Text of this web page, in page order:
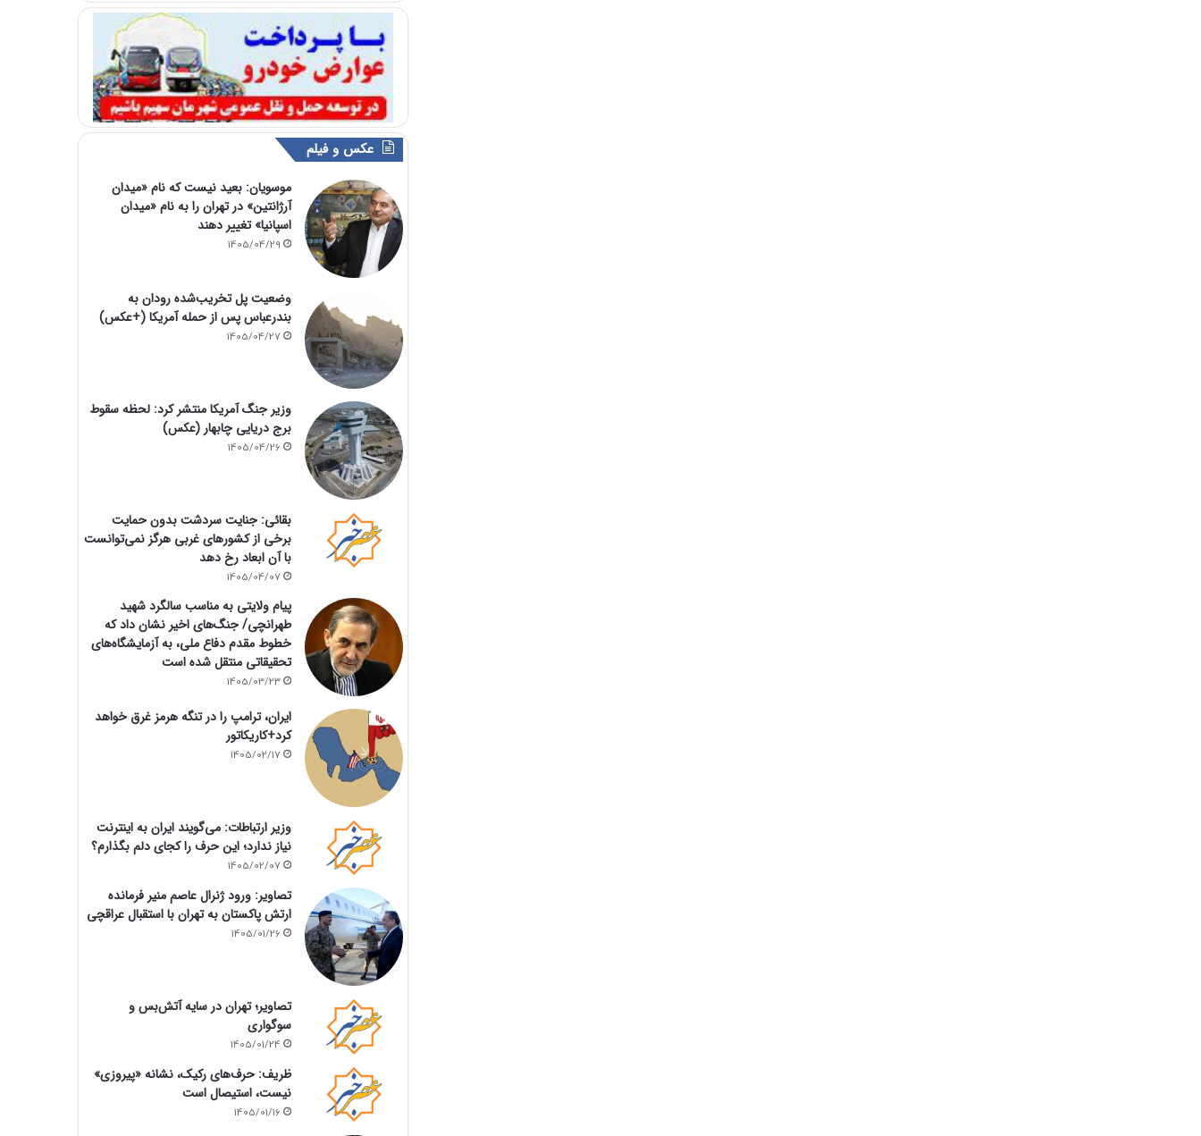
عکس و فیلم
موسویان: بعید نیست که نام «میدان
آرژانتین» در تهران را به نام «میدان
اسپانیا» تغییر دهند
1405/04/29
وضعیت پل تخریب‌شده رودان به
بندرعباس پس از حمله آمریکا (+عکس)
1405/04/27
وزیر جنگ آمریکا منتشر کرد: لحظه سقوط
برج دریایی چابهار (عکس)
1405/04/26
بقائی: جنایت سردشت بدون حمایت
برخی از کشورهای غربی هرگز نمی‌توانست
با آن ابعاد رخ دهد
1405/04/07
پیام ولایتی به مناسب سالگرد شهید
طهرانچی/ جنگ‌های اخیر نشان داد که
خطوط مقدم دفاع ملی، به آزمایشگاه‌های
تحقیقاتی منتقل شده است
1405/03/23
ایران، ترامپ را در تنگه هرمز غرق خواهد
کرد+کاریکاتور
1405/02/17
وزیر ارتباطات: می‌گویند ایران به اینترنت
نیاز ندارد؛ این حرف را کجای دلم بگذارم؟
1405/02/07
تصاویر: ورود ژنرال عاصم منیر فرمانده
ارتش پاکستان به تهران با استقبال عراقچی
1405/01/26
تصاویر؛ تهران در سایه آتش‌بس و
سوگواری
1405/01/24
ظریف: حرف‌های رکیک، نشانه «پیروزی»
نیست، استیصال است
1405/01/16